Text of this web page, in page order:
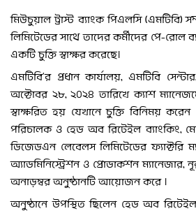
মিউচুয়াল ট্রাস্ট ব্যাংক পিএলসি (এমটিবি)
লিমিটেডের সাথে তাদের কর্মীদের পে-রোল
একটি চুক্তি স্বাক্ষর করেছে।
এমটিবি’র প্রধান কার্যালয়, এমটিবি
অক্টোবর ২৮, ২০২৪ তারিখে ক্যাশ
স্বাক্ষরিত হয় যেখানে চুক্তি বিনিময় করেন
পরিচালক ও হেড অব রিটেইল ব্যাংকিং,
ডিজেডএন লেবেলস লিমিটেডের ফ্যাক্টরি
অ্যাডমিনিস্ট্রেশন ও প্রোডাকশন ম্যানেজার,
অনাড়ম্বর অনুষ্ঠানটি আয়োজন করে ।
অনুষ্ঠানে উপস্থিত ছিলেন হেড অব রিটেইল